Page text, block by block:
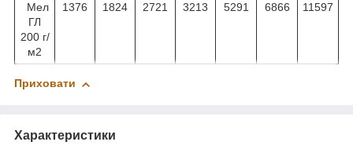
Мел
ГЛ
200 г/
м2
1376 1824 2721 3213 5291 6866 11597
Приховати
Характеристики